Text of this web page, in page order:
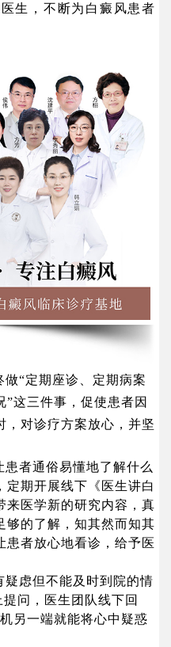
生，不断为白癜风患者
“定期座诊、定期病案
这三件事，促使患者因
，对诊疗方案放心，并坚
者通俗易懂地了解什么
定期开展线下《医生讲白
来医学新的研究内容，真
够的了解，知其然而知其
患者放心地看诊，给予医
虑但不能及时到院的情
问，医生团队线下回
另一端就能将心中疑惑